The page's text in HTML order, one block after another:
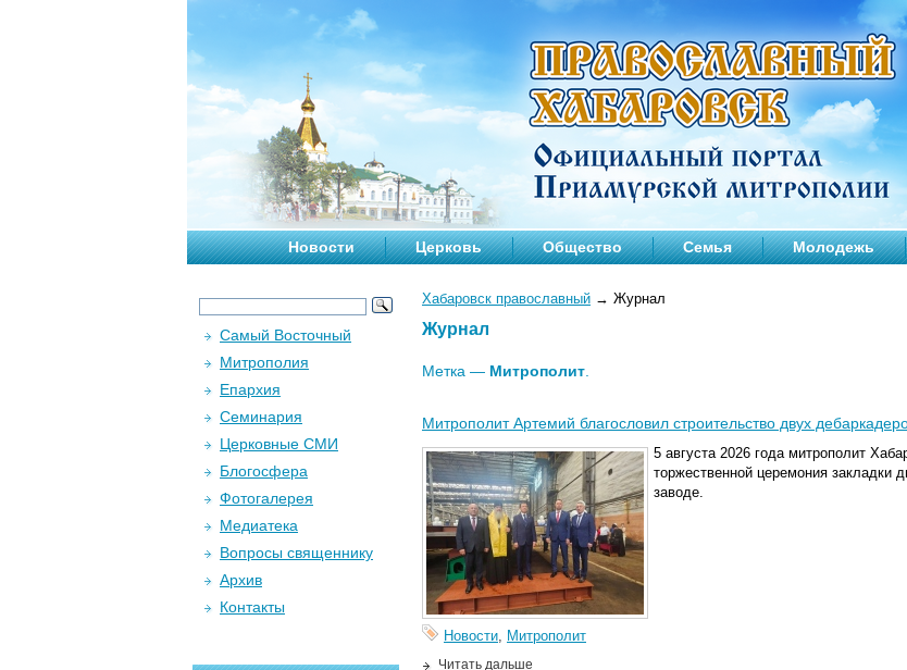
Новости Церковь Общество Семья Молодежь
Хабаровск православный → Журнал
Журнал
Метка — Митрополит
Митрополит Артемий благословил строительство двух
5 августа 2026 года митрополит
торжественной церемония закладки
заводе.
Новости, Митрополит
Читать дальше
Самый Восточный
Митрополия
Епархия
Семинария
Церковные СМИ
Блогосфера
Фотогалерея
Медиатека
Вопросы священнику
Архив
Контакты